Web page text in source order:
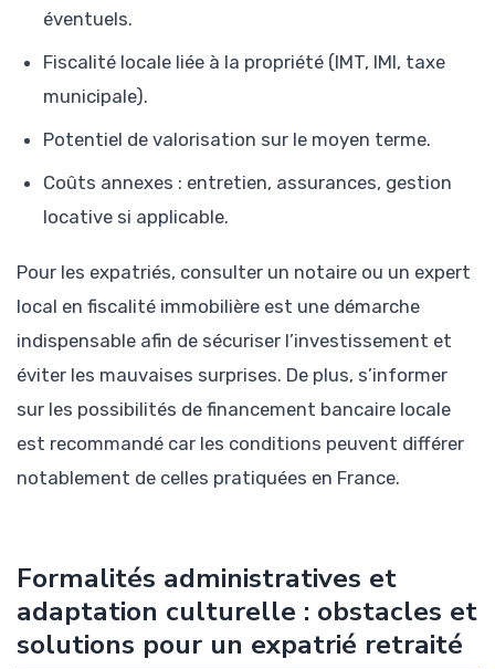
éventuels.
Fiscalité locale liée à la propriété (IMT, IMI, taxe
municipale).
Potentiel de valorisation sur le moyen terme.
Coûts annexes : entretien, assurances, gestion
locative si applicable.
Pour les expatriés, consulter un notaire ou un expert
local en fiscalité immobilière est une démarche
indispensable afin de sécuriser l’investissement et
éviter les mauvaises surprises. De plus, s’informer
sur les possibilités de financement bancaire locale
est recommandé car les conditions peuvent différer
notablement de celles pratiquées en France.
Formalités administratives et
adaptation culturelle : obstacles et
solutions pour un expatrié retraité